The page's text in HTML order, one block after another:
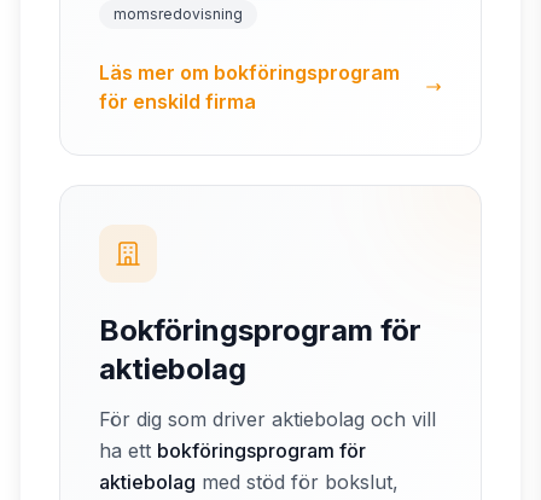
momsredovisning
Läs mer om bokföringsprogram
för enskild firma
Bokföringsprogram för
aktiebolag
För dig som driver aktiebolag och vill
ha ett bokföringsprogram för
aktiebolag med stöd för bokslut,